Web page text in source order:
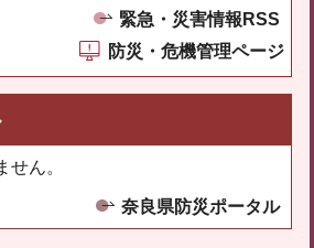
緊急・災害情報RSS
防災・危機管理ページ
せん。
奈良県防災ポータル